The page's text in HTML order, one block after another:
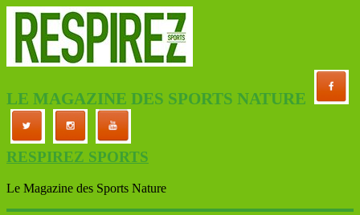
LE MAGAZINE DES SPORTS NATURE
RESPIREZ SPORTS
Le Magazine des Sports Nature